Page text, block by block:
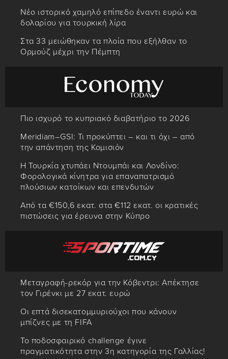
Νέο ιστορικό χαμηλό επίπεδο έναντι ευρώ και
δολαρίου για τουρκική λίρα
Στα 33 μειώθηκαν τα πλοία που εξήλθαν το
Ορμούζ μέχρι την Πέμπτη
Πιο ισχυρό το κυπριακό διαβατήριο το 2026
Meridiam–GSI: Τι προκύπτει – και τι όχι – από
την απάντηση της Κομισιόν
Η Τουρκία χτυπάει Ντουμπάι και Λονδίνο:
Φορολογικά κίνητρα για επαναπατρισμό
πλούσιων κατοίκων και επενδυτών
Από τα €150,6 εκατ. στα €112 εκατ. οι κρατικές
πιστώσεις για έρευνα στην Κύπρο
Μεταγραφή-ρεκόρ για την Κόβεντρι: Απέκτησε
τον Γιρένκι με 27 εκατ. ευρώ
Οι επτά δισεκατομμυριούχοι που κάνουν
μπίζνες με τη FIFA
Το ποδοσφαιρικό challenge έγινε
πραγματικότητα στην 3η κατηγορία της Γαλλίας!